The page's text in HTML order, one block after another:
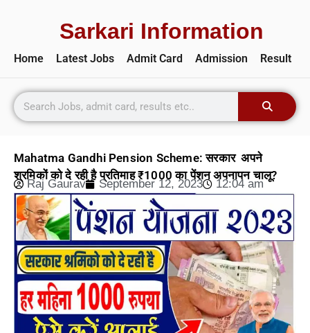
Sarkari Information
Home Latest Jobs Admit Card Admission Result
Mahatma Gandhi Pension Scheme: सरकार अपने
श्रमिकों को दे रही है प्रतिमाह ₹1000 का पेंशन अपनापन चालू?
Raj Gaurav September 12, 2023 12:04 am